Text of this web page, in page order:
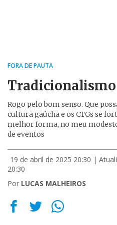
FORA DE PAUTA
Tradicionalismo
Rogo pelo bom senso. Que
cultura gaúcha e os CTGs se
melhor forma, no meu
de eventos
19 de abril de 2025 20:30 |
20:30
Por LUCAS MALHEIROS